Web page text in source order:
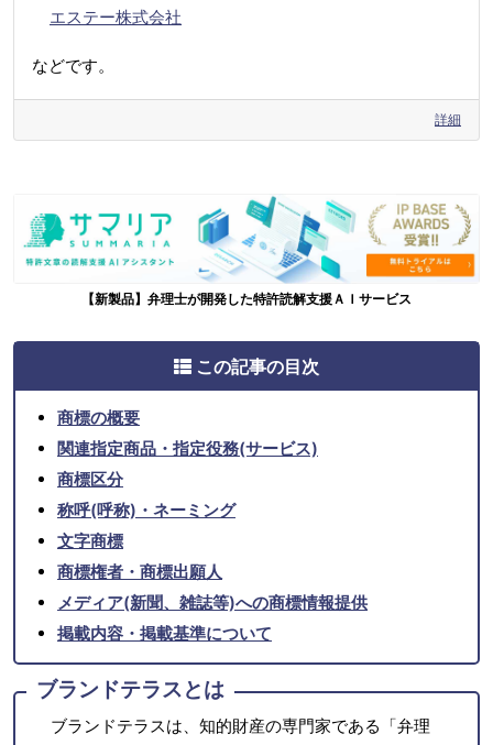
エステー株式会社
などです。
詳細
【新製品】弁理士が開発した特許読解支援ＡＩサービス
この記事の目次
商標の概要
関連指定商品・指定役務(サービス)
商標区分
称呼(呼称)・ネーミング
文字商標
商標権者・商標出願人
メディア(新聞、雑誌等)への商標情報提供
掲載内容・掲載基準について
ブランドテラスとは
ブランドテラスは、知的財産の専門家である「弁理